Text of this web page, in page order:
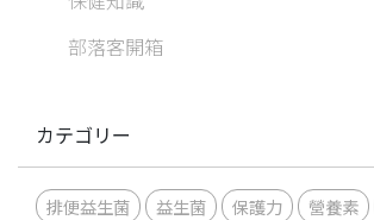
部落客開箱
カテゴリー
排便益生菌 益生菌 保護力 營養素